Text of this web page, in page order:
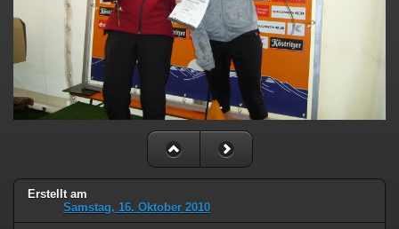
Erstellt am
Samstag, 16. Oktober 2010